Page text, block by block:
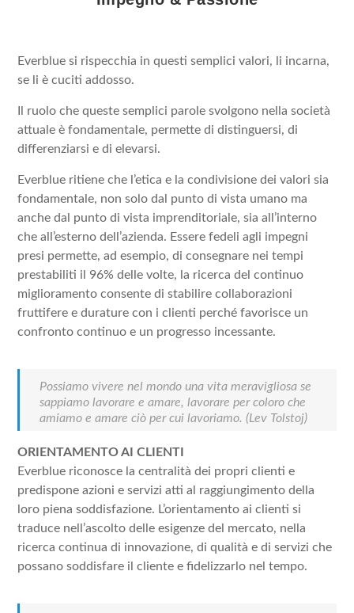
Everblue si rispecchia in questi semplici valori, li incarna,
se li è cuciti addosso.
Il ruolo che queste semplici parole svolgono nella società
attuale è fondamentale, permette di distinguersi, di
differenziarsi e di elevarsi.
Everblue ritiene che l’etica e la condivisione dei valori sia
fondamentale, non solo dal punto di vista umano ma
anche dal punto di vista imprenditoriale, sia all’interno
che all’esterno dell’azienda. Essere fedeli agli impegni
presi permette, ad esempio, di consegnare nei tempi
prestabiliti il 96% delle volte, la ricerca del continuo
miglioramento consente di stabilire collaborazioni
fruttifere e durature con i clienti perché favorisce un
confronto continuo e un progresso incessante.
Possiamo vivere nel mondo una vita meravigliosa se
sappiamo lavorare e amare, lavorare per coloro che
amiamo e amare ciò per cui lavoriamo. (Lev Tolstoj)
ORIENTAMENTO AI CLIENTI
Everblue riconosce la centralità dei propri clienti e
predispone azioni e servizi atti al raggiungimento della
loro piena soddisfazione. L’orientamento ai clienti si
traduce nell’ascolto delle esigenze del mercato, nella
ricerca continua di innovazione, di qualità e di servizi che
possano soddisfare il cliente e fidelizzarlo nel tempo.